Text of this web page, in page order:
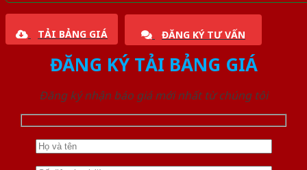
TẢI BẢNG GIÁ ĐĂNG KÝ TƯ VẤN
ĐĂNG KÝ TẢI BẢNG GIÁ
Đăng ký nhận báo giá mới nhất từ chúng tôi